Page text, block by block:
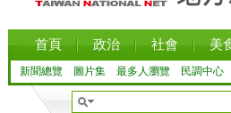
首頁 政治 社會 美
新聞總覽 圖片集 最多人瀏覽 民調中心